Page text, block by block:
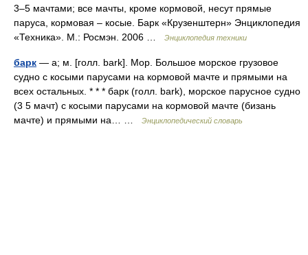
3–5 мачтами; все мачты, кроме кормовой, несут прямые
паруса, кормовая – косые. Барк «Крузенштерн» Энциклопедия
«Техника». М.: Росмэн. 2006 …
Энциклопедия техники
барк — а; м. [голл. bark]. Мор. Большое морское грузовое
судно с косыми парусами на кормовой мачте и прямыми на
всех остальных. * * * барк (голл. bark), морское парусное судно
(3 5 мачт) с косыми парусами на кормовой мачте (бизань
мачте) и прямыми на… …
Энциклопедический словарь